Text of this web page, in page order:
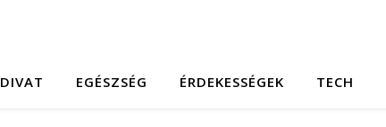
DIVAT EGÉSZSÉG ÉRDEKESSÉGEK TECH